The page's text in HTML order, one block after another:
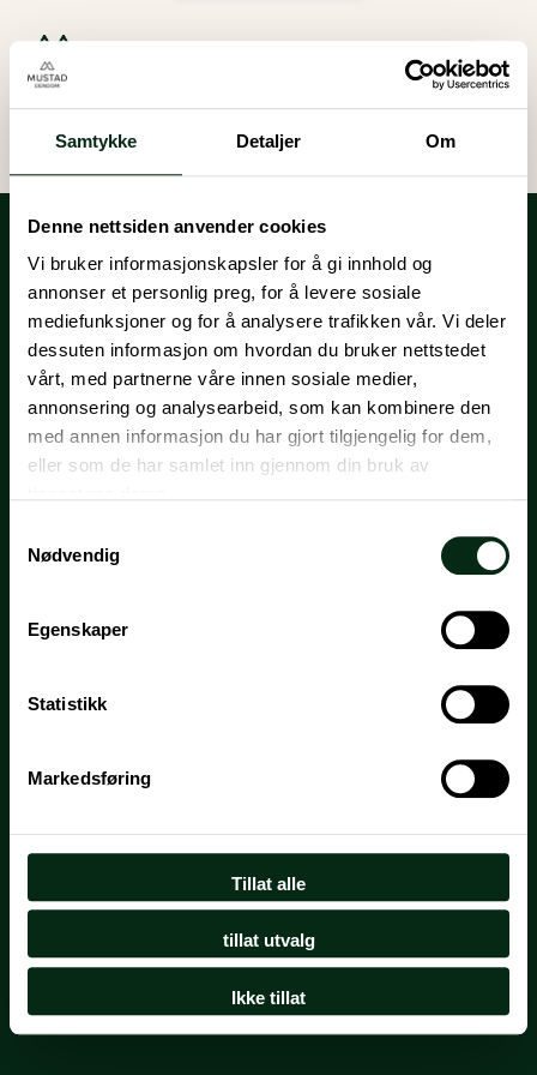
Samtykke Detaljer Om
Denne nettsiden anvender cookies
Vi bruker informasjonskapsler for å gi innhold og
annonser et personlig preg, for å levere sosiale
mediefunksjoner og for å analysere trafikken vår. Vi deler
dessuten informasjon om hvordan du bruker nettstedet
vårt, med partnerne våre innen sosiale medier,
annonsering og analysearbeid, som kan kombinere den
med annen informasjon du har gjort tilgjengelig for dem,
eller som de har samlet inn gjennom din bruk av
Nødvendig
Egenskaper
Statistikk
Markedsføring
Tillat alle
tillat utvalg
Ikke tillat
Mustad Eiendom
Lilleakerveien 4C
PB. 100 Lilleaker
Brandmanual for Mustad Eiendom
kunde@mustadeiendom.no